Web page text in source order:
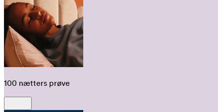
100 nætters prøve